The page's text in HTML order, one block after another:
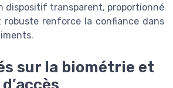
dispositif transparent, proportionné
renforce la confiance dans
sur la biométrie et